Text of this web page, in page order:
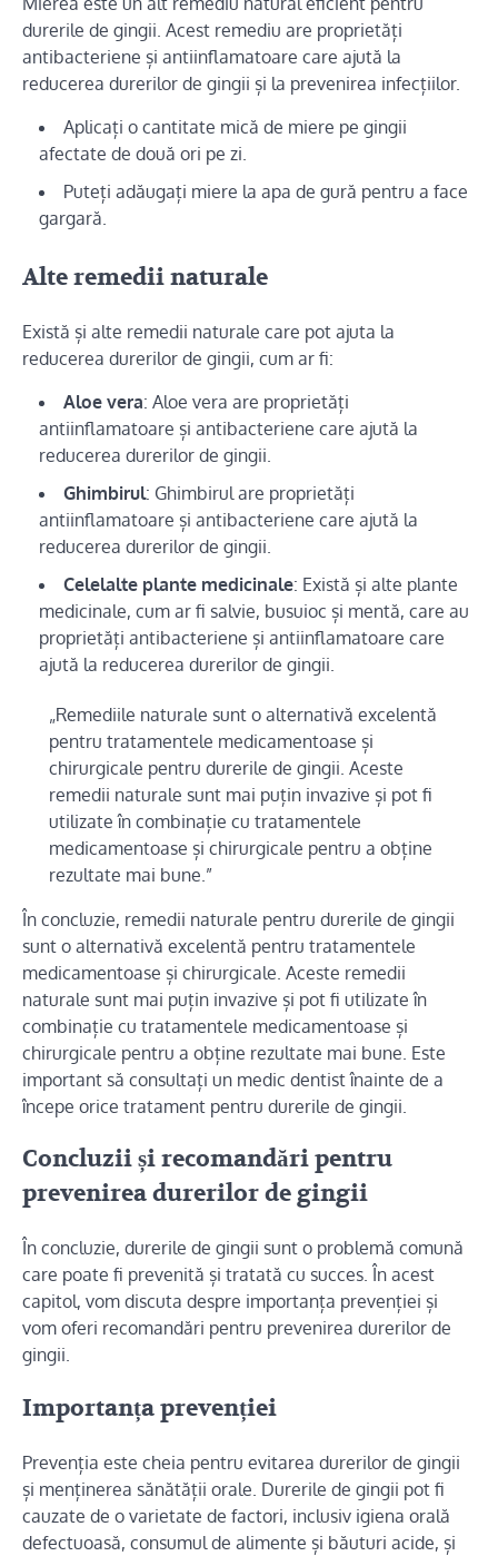
durerile de gingii. Acest remediu are proprietăți
antibacteriene și antiinflamatoare care ajută la
reducerea durerilor de gingii și la prevenirea infecțiilor.
Aplicați o cantitate mică de miere pe gingii
afectate de două ori pe zi.
Puteți adăugați miere la apa de gură pentru a face
gargară.
Alte remedii naturale
Există și alte remedii naturale care pot ajuta la
reducerea durerilor de gingii, cum ar fi:
Aloe vera: Aloe vera are proprietăți
antiinflamatoare și antibacteriene care ajută la
reducerea durerilor de gingii.
Ghimbirul: Ghimbirul are proprietăți
antiinflamatoare și antibacteriene care ajută la
reducerea durerilor de gingii.
Celelalte plante medicinale: Există și alte plante
medicinale, cum ar fi salvie, busuioc și mentă, care au
proprietăți antibacteriene și antiinflamatoare care
ajută la reducerea durerilor de gingii.
„Remediile naturale sunt o alternativă excelentă
pentru tratamentele medicamentoase și
chirurgicale pentru durerile de gingii. Aceste
remedii naturale sunt mai puțin invazive și pot fi
utilizate în combinație cu tratamentele
medicamentoase și chirurgicale pentru a obține
rezultate mai bune.”
În concluzie, remedii naturale pentru durerile de gingii
sunt o alternativă excelentă pentru tratamentele
medicamentoase și chirurgicale. Aceste remedii
naturale sunt mai puțin invazive și pot fi utilizate în
combinație cu tratamentele medicamentoase și
chirurgicale pentru a obține rezultate mai bune. Este
important să consultați un medic dentist înainte de a
începe orice tratament pentru durerile de gingii.
Concluzii și recomandări pentru
prevenirea durerilor de gingii
În concluzie, durerile de gingii sunt o problemă comună
care poate fi prevenită și tratată cu succes. În acest
capitol, vom discuta despre importanța prevenției și
vom oferi recomandări pentru prevenirea durerilor de
gingii.
Importanța prevenției
Prevenția este cheia pentru evitarea durerilor de gingii
și menținerea sănătății orale. Durerile de gingii pot fi
cauzate de o varietate de factori, inclusiv igiena orală
defectuoasă, consumul de alimente și băuturi acide, și